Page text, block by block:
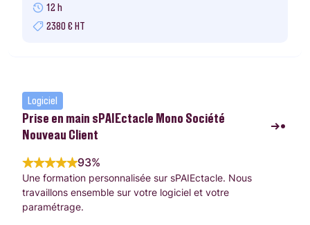
12 h
2380 € HT
Logiciel
Prise en main sPAIEctacle Mono Société
Nouveau Client
93%
Une formation personnalisée sur sPAIEctacle. Nous
travaillons ensemble sur votre logiciel et votre
paramétrage.